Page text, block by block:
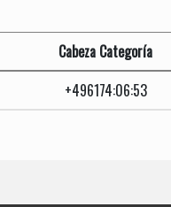
Cabeza Categoría
+496174:06:53